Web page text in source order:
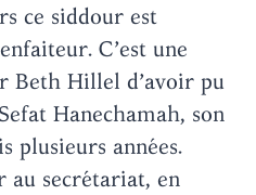
ce siddour est
C’est une
Beth Hillel d’avoir pu
Hanechamah, son
plusieurs années.
au secrétariat, en